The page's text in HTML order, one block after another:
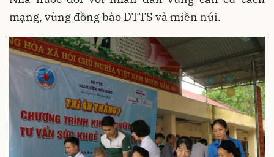
mạng, vùng đồng bào DTTS và miền núi.